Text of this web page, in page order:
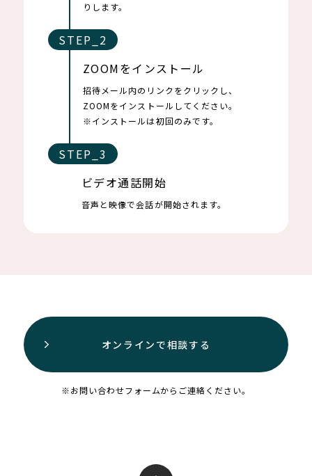
りします。
STEP_2
ZOOMをインストール
招待メール内のリンクをクリックし、
ZOOMをインストールしてください。
※インストールは初回のみです。
STEP_3
ビデオ通話開始
音声と映像で会話が開始されます。
いてください。
STEP_2
ミーティング番号を入力
ZOOMアプリに、弊社からご案内させてい
ただくミーティング番号をご入力くださ
い。
STEP_3
ビデオ通話開始
音声と映像で会話が開始されます。
オンラインで相談する
※お問い合わせフォームからご連絡ください。